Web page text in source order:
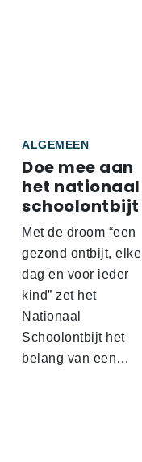
ALGEMEEN
Doe mee aan
het nationaal
schoolontbijt
Met de droom “een
gezond ontbijt, elke
dag en voor ieder
kind” zet het
Nationaal
Schoolontbijt het
belang van een…